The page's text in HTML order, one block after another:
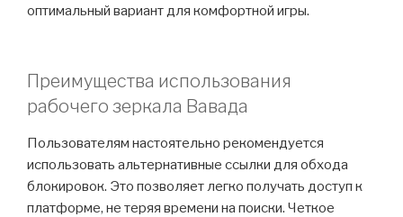
оптимальный вариант для комфортной игры.
Преимущества использования
рабочего зеркала Вавада
Пользователям настоятельно рекомендуется
использовать альтернативные ссылки для обхода
блокировок. Это позволяет легко получать доступ к
платформе, не теряя времени на поиски. Четкое